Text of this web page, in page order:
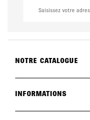
NOTRE CATALOGUE
La marque
INFORMATIONS